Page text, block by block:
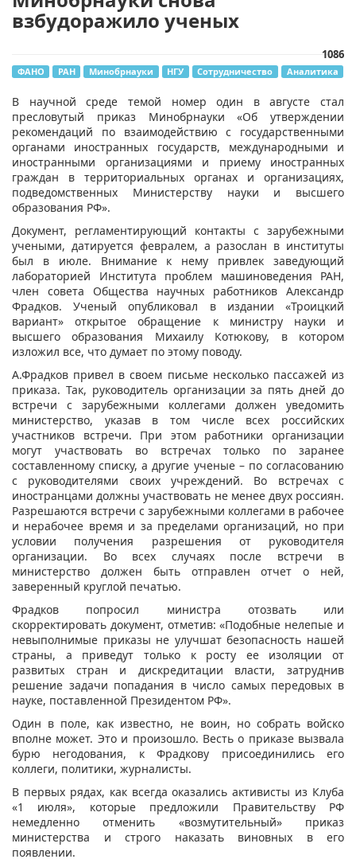
взбудоражило ученых
1086
ФАНО РАН Минобрнауки НГУ Сотрудничество Аналитика
​В научной среде темой номер один в августе стал
пресловутый приказ Минобрнауки «Об утверждении
рекомендаций по взаимодействию с государственными
органами иностранных государств, международными и
иностранными организациями и приему иностранных
граждан в территориальных органах и организациях,
подведомственных Министерству науки и высшего
образования РФ».
Документ, регламентирующий контакты с зарубежными
учеными, датируется февралем, а разослан в институты
был в июле. Внимание к нему привлек заведующий
лабораторией Института проблем машиноведения РАН,
член совета Общества научных работников Александр
Фрадков. Ученый опубликовал в издании «Троицкий
вариант» открытое обращение к министру науки и
высшего образования Михаилу Котюкову, в котором
изложил все, что думает по этому поводу.
А.Фрадков привел в своем письме несколько пассажей из
приказа. Так, руководитель организации за пять дней до
встречи с зарубежными коллегами должен уведомить
министерство, указав в том числе всех российских
участников встречи. При этом работники организации
могут участвовать во встречах только по заранее
составленному списку, а другие ученые – по согласованию
с руководителями своих учреждений. Во встречах с
иностранцами должны участвовать не менее двух россиян.
Разрешаются встречи с зарубежными коллегами в рабочее
и нерабочее время и за пределами организаций, но при
условии получения разрешения от руководителя
организации. Во всех случаях после встречи в
министерство должен быть отправлен отчет о ней,
заверенный круглой печатью.
Фрадков попросил министра отозвать или
скорректировать документ, отметив: «Подобные нелепые и
невыполнимые приказы не улучшат безопасность нашей
страны, а приведут только к росту ее изоляции от
развитых стран и дискредитации власти, затруднив
решение задачи попадания в число самых передовых в
науке, поставленной Президентом РФ».
Один в поле, как известно, не воин, но собрать войско
вполне может. Это и произошло. Весть о приказе вызвала
бурю негодования, к Фрадкову присоединились его
коллеги, политики, журналисты.
В первых рядах, как всегда оказались активисты из Клуба
«1 июля», которые предложили Правительству РФ
немедленно отменить «возмутительный» приказ
министерства и строго наказать виновных в его
появлении.